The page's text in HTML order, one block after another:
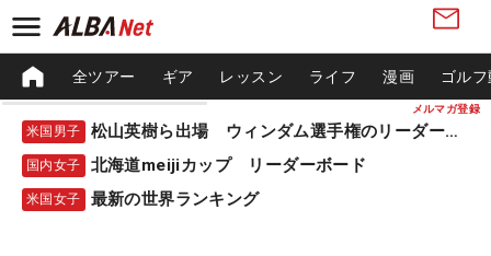
メルマガ登録
全ツアー ギア レッスン ライフ 漫画 ゴル
米国男子 松山英樹ら出場 ウィンダム選手権のリーダーボード
国内女子 北海道meijiカップ リーダーボード
米国女子 最新の世界ランキング